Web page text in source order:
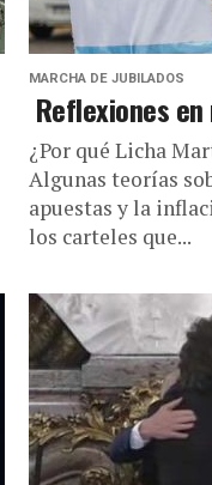
MARCHA DE JUBILADOS
Reflexiones
¿Por qué Licha
Algunas teorías
apuestas y la
los carteles que...